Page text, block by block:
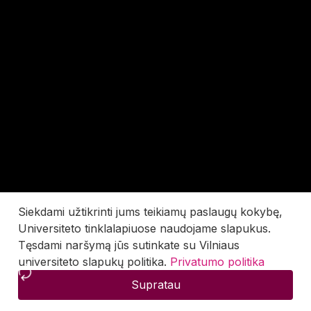
Siekdami užtikrinti jums teikiamų paslaugų kokybę,
Universiteto tinklalapiuose naudojame slapukus.
Tęsdami naršymą jūs sutinkate su Vilniaus
universiteto slapukų politika. Privatumo politika
Supratau